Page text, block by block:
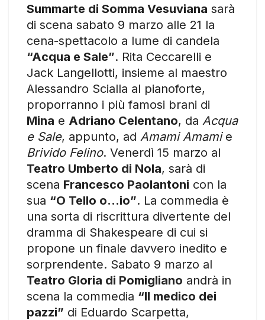
Summarte di Somma Vesuviana sarà
di scena sabato 9 marzo alle 21 la
cena-spettacolo a lume di candela
“Acqua e Sale”. Rita Ceccarelli e
Jack Langellotti, insieme al maestro
Alessandro Scialla al pianoforte,
proporranno i più famosi brani di
Mina e Adriano Celentano, da Acqua
e Sale, appunto, ad Amami Amamie
Brivido Felino. Venerdì 15 marzo al
Teatro Umberto di Nola, sarà di
scena Francesco Paolantoni con la
sua “O Tello o…io”. La commedia è
una sorta di riscrittura divertente del
dramma di Shakespeare di cui si
propone un finale davvero inedito e
sorprendente. Sabato 9 marzo al
Teatro Gloria di Pomigliano andrà in
scena la commedia “Il medico dei
pazzi” di Eduardo Scarpetta,